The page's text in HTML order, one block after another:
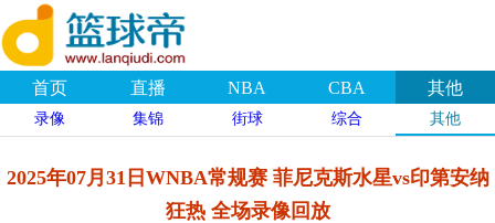
首页 直播 NBA CBA 其他
录像 集锦 街球 综合 其他
2025年07月31日WNBA常规赛 菲尼克斯水星vs印第安纳
狂热 全场录像回放